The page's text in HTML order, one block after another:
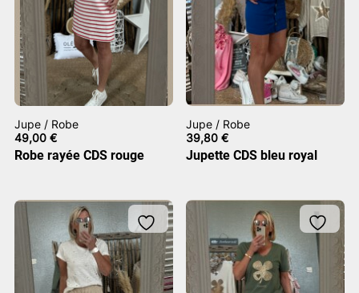
Jupe / Robe
49,00 €
Robe rayée CDS rouge
Jupe / Robe
39,80€
Jupette CDS bleu royal